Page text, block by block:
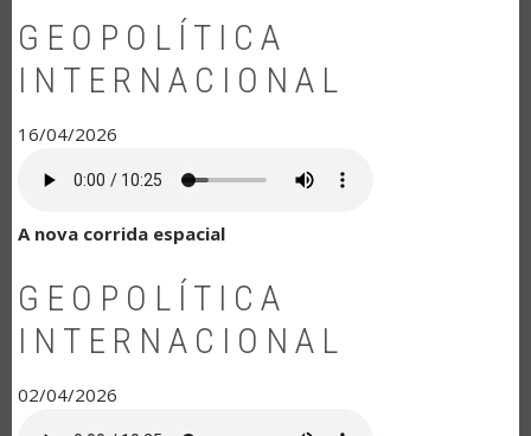
GEOPOLÍTICA
INTERNACIONAL
16/04/2026
A nova corrida espacial
GEOPOLÍTICA
INTERNACIONAL
02/04/2026